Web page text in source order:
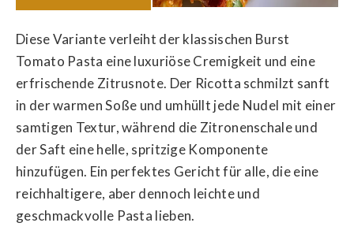
Diese Variante verleiht der klassischen Burst
Tomato Pasta eine luxuriöse Cremigkeit und eine
erfrischende Zitrusnote. Der Ricotta schmilzt sanft
in der warmen Soße und umhüllt jede Nudel mit einer
samtigen Textur, während die Zitronenschale und
der Saft eine helle, spritzige Komponente
hinzufügen. Ein perfektes Gericht für alle, die eine
reichhaltigere, aber dennoch leichte und
geschmackvolle Pasta lieben.